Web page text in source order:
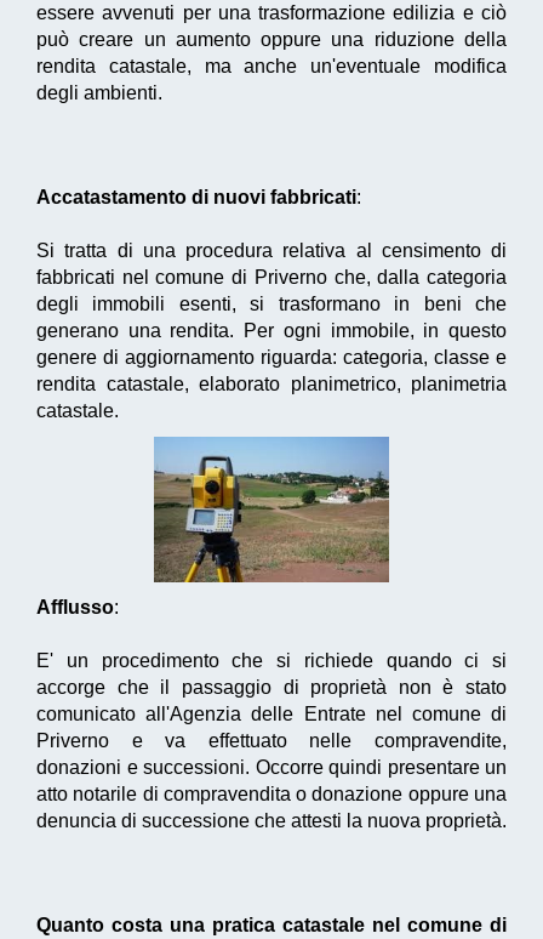
essere avvenuti per una trasformazione edilizia e ciò
può creare un aumento oppure una riduzione della
rendita catastale, ma anche un'eventuale modifica
degli ambienti.
Accatastamento di nuovi fabbricati:
Si tratta di una procedura relativa al censimento di
fabbricati nel comune di Priverno che, dalla categoria
degli immobili esenti, si trasformano in beni che
generano una rendita. Per ogni immobile, in questo
genere di aggiornamento riguarda: categoria, classe e
rendita catastale, elaborato planimetrico, planimetria
catastale.
Afflusso:
E' un procedimento che si richiede quando ci si
accorge che il passaggio di proprietà non è stato
comunicato all'Agenzia delle Entrate nel comune di
Priverno e va effettuato nelle compravendite,
donazioni e successioni. Occorre quindi presentare un
atto notarile di compravendita o donazione oppure una
denuncia di successione che attesti la nuova proprietà.
Quanto costa una pratica catastale nel comune di